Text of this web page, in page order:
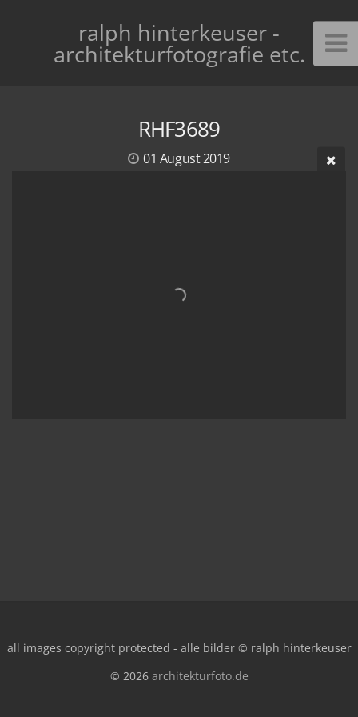
ralph hinterkeuser -
architekturfotografie etc.
RHF3689
01 August 2019
all images copyright protected - alle bilder © ralph hinterkeuser
© 2026 architekturfoto.de